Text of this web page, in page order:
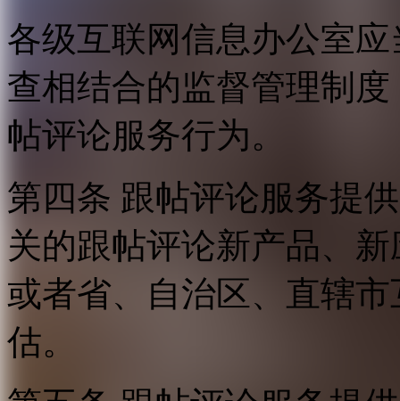
各级互联网信息办公室
查相结合的监督管理制
帖评论服务行为。
第四条 跟帖评论服务提
关的跟帖评论新产品、
或者省、自治区、直辖
估。